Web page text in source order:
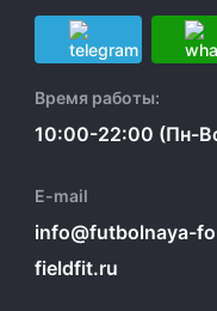
Время работы:
10:00-22:00 (Пн-
E-mail
info@futbolnaya-
fieldfit.ru